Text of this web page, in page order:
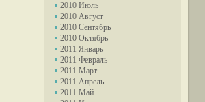
2010 Июль
2010 Август
2010 Сентябрь
2010 Октябрь
2011 Январь
2011 Февраль
2011 Март
2011 Апрель
2011 Май